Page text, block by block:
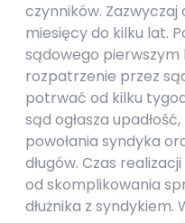
czynników.
miesięcy do kilku lat.
sądowego pierwszym
rozpatrzenie przez
potrwać od kilku
sąd ogłasza
powołania syndyka
długów. Czas
od skomplikowania
dłużnika z